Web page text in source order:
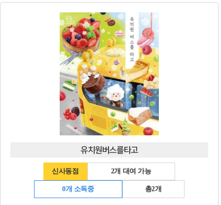
유치원버스를타고
신사동점 2개 대여 가능
0개 소독중 총2개